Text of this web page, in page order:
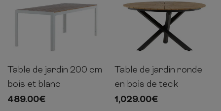
76cm 200cm 100cm
Table de jardin 200 cm
bois et blanc
489.00€
75cm 140cm 140cm
Table de jardin ronde
en bois de teck
1,029.00€